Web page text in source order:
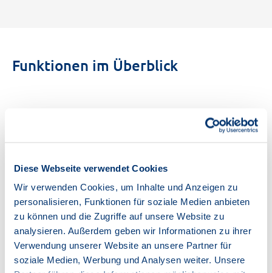
Diese Webseite verwendet Cookies
Wir verwenden Cookies, um Inhalte und Anzeigen zu
personalisieren, Funktionen für soziale Medien anbieten
zu können und die Zugriffe auf unsere Website zu
analysieren. Außerdem geben wir Informationen zu ihrer
Verwendung unserer Website an unsere Partner für
soziale Medien, Werbung und Analysen weiter. Unsere
Funktionen im Überblick
hub
Port
Es können mehrere Endgeräte an eine
Nebenstelle angebunden werden, vom